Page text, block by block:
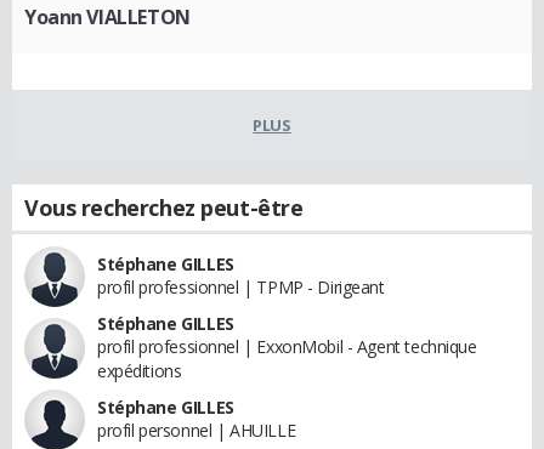
Yoann VIALLETON
PLUS
Vous recherchez peut-être
Stéphane GILLES
profil professionnel | TPMP - Dirigeant
Stéphane GILLES
profil professionnel | ExxonMobil - Agent technique
expéditions
Stéphane GILLES
profil personnel | AHUILLE